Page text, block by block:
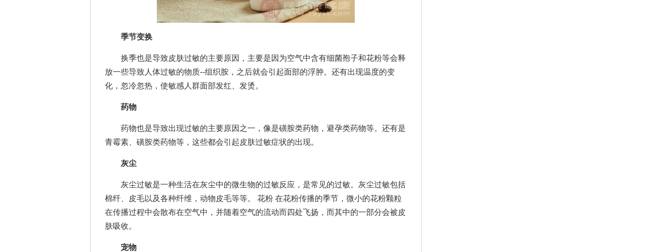
季节变换
换季也是导致皮肤过敏的主要原因，主要是因为空气中含有细菌孢子和花粉等会释
放一些导致人体过敏的物质--组织胺，之后就会引起面部的浮肿。还有出现温度的变
化，忽冷忽热，使敏感人群面部发红、发烫。
药物
药物也是导致出现过敏的主要原因之一，像是磺胺类药物，避孕类药物等。还有是
青霉素、磺胺类药物等，这些都会引起皮肤过敏症状的出现。
灰尘
灰尘过敏是一种生活在灰尘中的微生物的过敏反应，是常见的过敏。灰尘过敏包括
棉纤、皮毛以及各种纤维，动物皮毛等等。 花粉 在花粉传播的季节，微小的花粉颗粒
在传播过程中会散布在空气中，并随着空气的流动而四处飞扬，而其中的一部分会被皮
肤吸收。
宠物